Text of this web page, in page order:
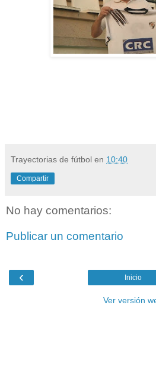
Trayectorias de fútbol en 10:40
Compartir
No hay comentarios:
Publicar un comentario
‹ Inicio
Ver versión